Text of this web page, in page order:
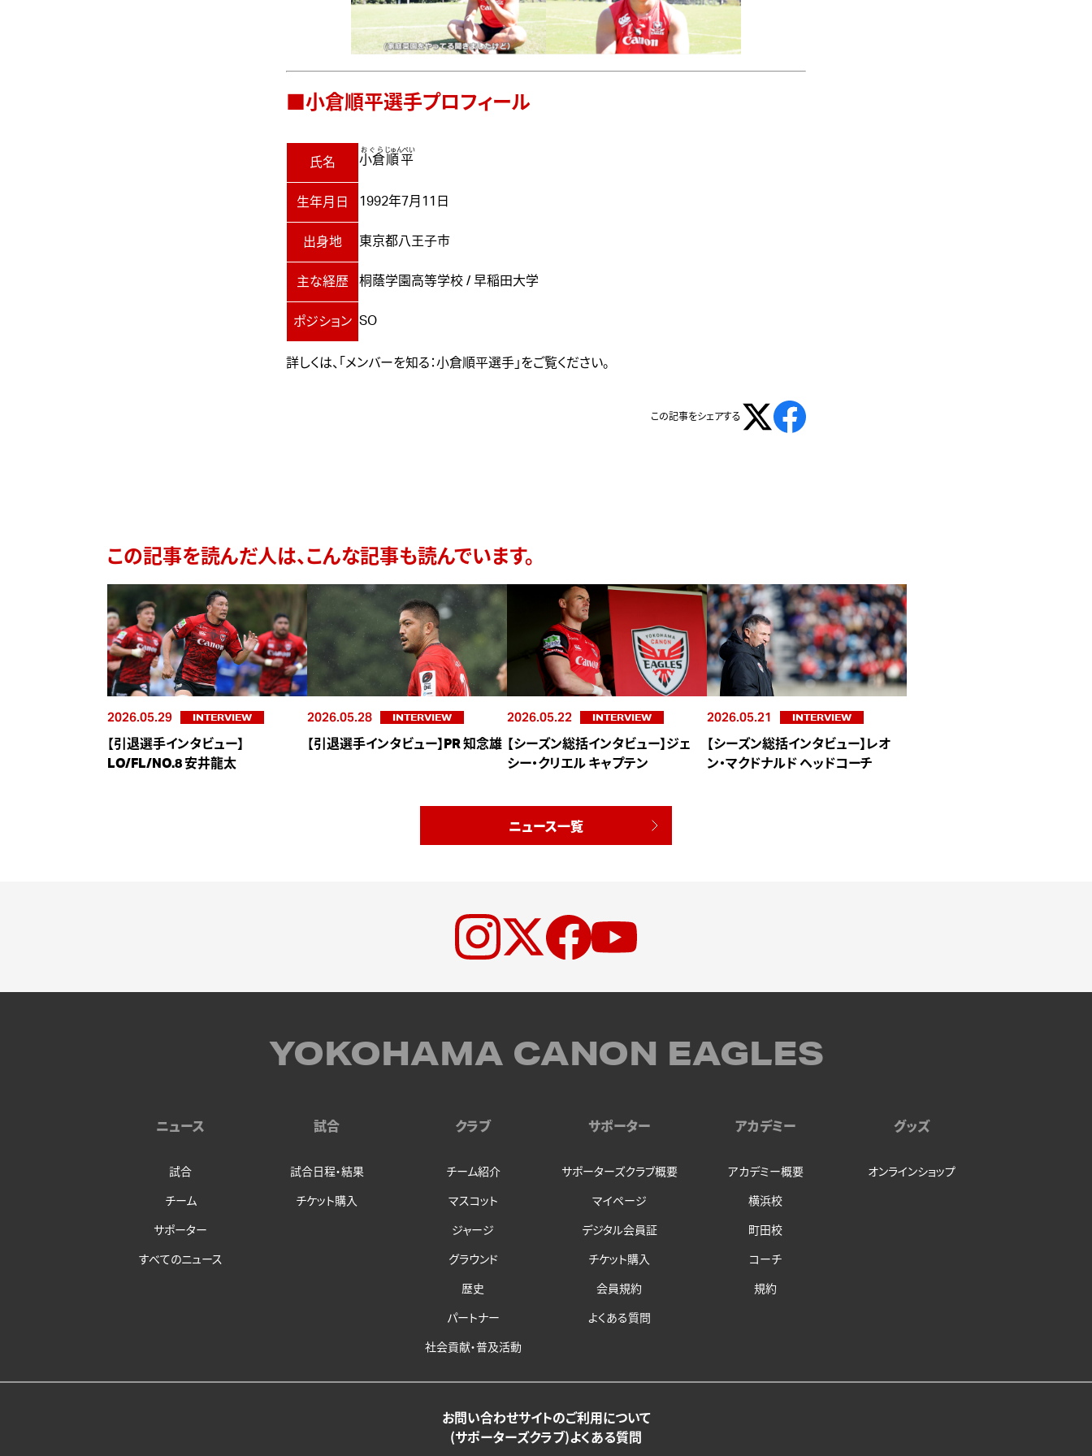
■小倉順平選手プロフィール
氏名 小倉
おぐら
順平
じゅんぺい
生年月日 1992年7月11日
出身地 東京都八王子市
主な経歴 桐蔭学園高等学校 / 早稲田大学
ポジション SO
詳しくは、「 メンバーを知る：小倉順平選手 」をご覧ください。
この記事をシェアする
この記事を読んだ人は、こんな記事も読んでいます。
2026.05.29 INTERVIEW
【引退選手インタビュー】
LO/FL/NO.8 安井龍太
2026.05.28 INTERVIEW
【引退選手インタビュー】PR 知念雄
2026.05.22 INTERVIEW
【シーズン総括インタビュー】ジェ
シー・クリエル キャプテン
2026.05.21 INTERVIEW
【シーズン総括インタビュー】レオ
ン・マクドナルド ヘッドコーチ
ニュース一覧
YOKOHAMA CANON EAGLES
ニュース
試合
チーム
サポーター
すべてのニュース
試合
試合日程・結果
チケット購入
クラブ
チーム紹介
マスコット
ジャージ
グラウンド
歴史
パートナー
社会貢献・普及活動
サポーター
サポーターズクラブ概要
マイページ
デジタル会員証
チケット購入
会員規約
よくある質問
アカデミー
アカデミー概要
横浜校
町田校
コーチ
規約
グッズ
オンラインショップ
お問い合わせサイトのご利用について
(サポーターズクラブ)よくある質問